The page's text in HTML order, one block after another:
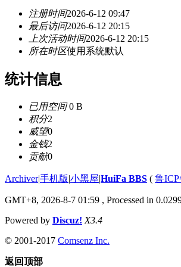
注册时间2026-6-12 09:47
最后访问2026-6-12 20:15
上次活动时间2026-6-12 20:15
所在时区使用系统默认
统计信息
已用空间0 B
积分2
威望0
金钱2
贡献0
Archiver|手机版|小黑屋|HuiFa BBS ( 鲁ICP
GMT+8, 2026-8-7 01:59 , Processed in
Powered by Discuz! X3.4
© 2001-2017 Comsenz Inc.
返回顶部